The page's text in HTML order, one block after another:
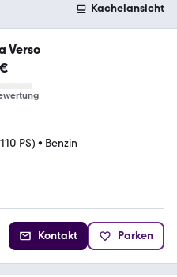
Kachelansicht
Verso
PS) • Benzin
Kontakt Parken